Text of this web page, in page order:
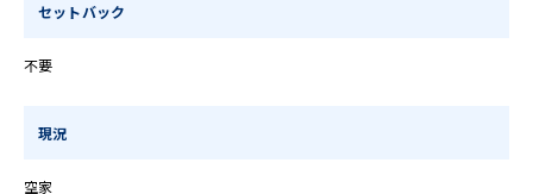
セットバック
不要
現況
空家